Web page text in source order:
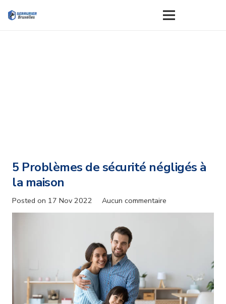
5 Problèmes de sécurité négligés à
la maison
Posted on 17 Nov 2022 Aucun commentaire